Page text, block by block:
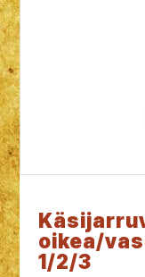
oikea/
1/2/3